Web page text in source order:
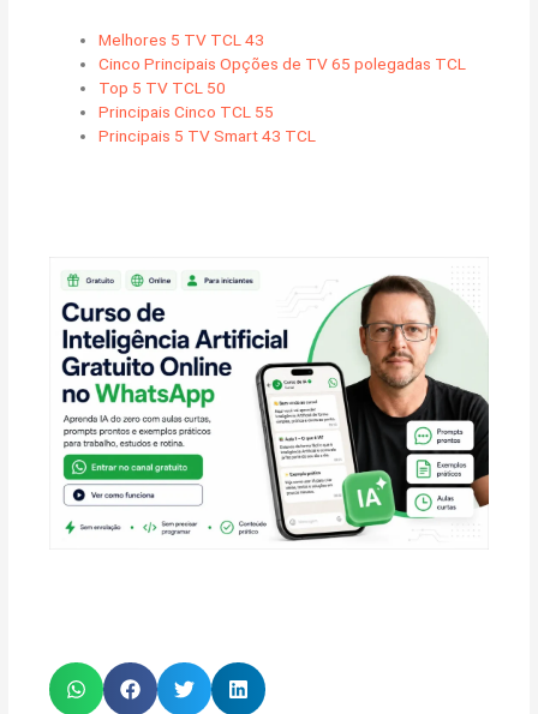
Melhores 5 TV TCL 43
Cinco Principais Opções de TV 65 polegadas TCL
Top 5 TV TCL 50
Principais Cinco TCL 55
Principais 5 TV Smart 43 TCL